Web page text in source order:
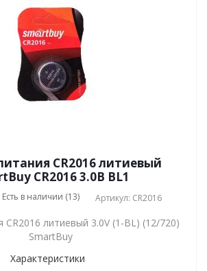
CR2016 литиевый
CR2016 3.0В BL1
Есть в наличии (13) Артикул: CR2016
CR2016 литиевый 3.0V (1-BL) (12/720)
SmartBuy
Характеристики